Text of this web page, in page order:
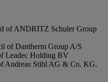
of ANDRITZ Schuler Group
of Dantherm Group A/S
Leadec Holding BV
Andreas Stihl AG & Co. KG.